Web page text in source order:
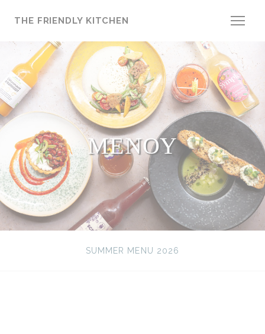
THE FRIENDLY KITCHEN
ΜΕΝΟΎ
SUMMER MENU 2026